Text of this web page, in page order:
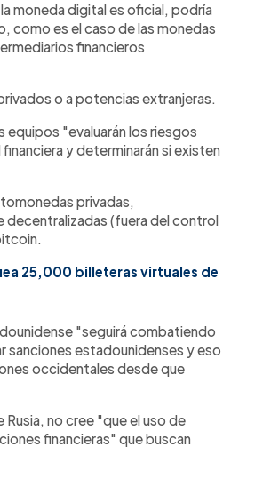
moneda digital es oficial, podría
como es el caso de las monedas
financieros
o a potencias extranjeras.
equipos "evaluarán los riesgos
y determinarán si existen
privadas,
(fuera del control
25,000 billeteras virtuales de
"seguirá combatiendo
estadounidenses y eso
occidentales desde que
no cree "que el uso de
financieras" que buscan